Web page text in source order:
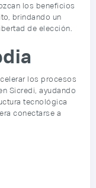
los beneficios
brindando un
de elección.
los procesos
Sicredi, ayudando
tecnológica
conectarse a